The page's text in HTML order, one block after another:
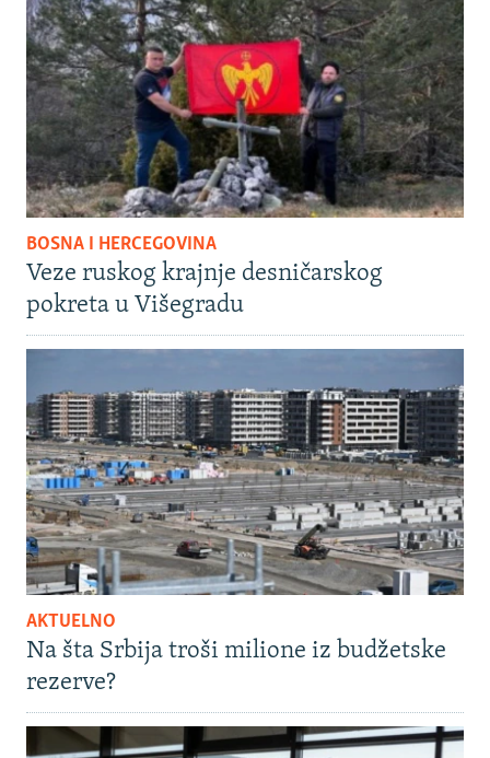
BOSNA I HERCEGOVINA
Veze ruskog krajnje desničarskog
pokreta u Višegradu
AKTUELNO
Na šta Srbija troši milione iz budžetske
rezerve?